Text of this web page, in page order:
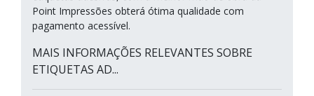
Point Impressões obterá ótima qualidade com
pagamento acessível.
MAIS INFORMAÇÕES RELEVANTES SOBRE
ETIQUETAS AD...